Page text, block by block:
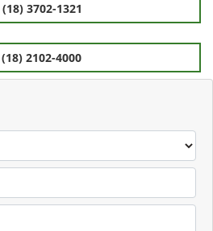
(18) 3702-1321
(18) 2102-4000